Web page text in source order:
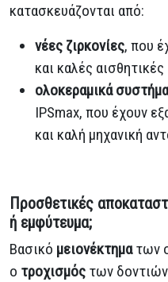
κατασκευάζονται από:
νέες ζιρκονίες, που
και καλές αισθητικές
ολοκεραμικά
IPSmax, που έχουν
και καλή μηχανική
Προσθετικές
ή εμφύτευμα;
Βασικό μειονέκτηματων
ο τροχισμός των δοντιών